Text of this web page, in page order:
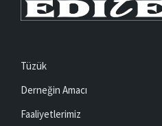
Tüzük
Derneğin Amacı
Faaliyetlerimiz